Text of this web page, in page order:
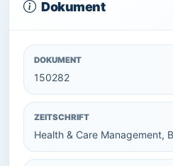
Dokument
DOKUMENT
150282
ZEITSCHRIFT
Health & Care Management,